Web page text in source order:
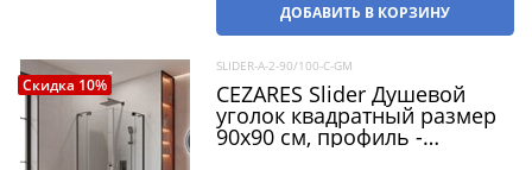
ДОБАВИТЬ В КОРЗИНУ
Скидка 10%
SLIDER-A-2-90/100-C-GM
CEZARES Slider Душевой
уголок квадратный размер
90x90 см, профиль -